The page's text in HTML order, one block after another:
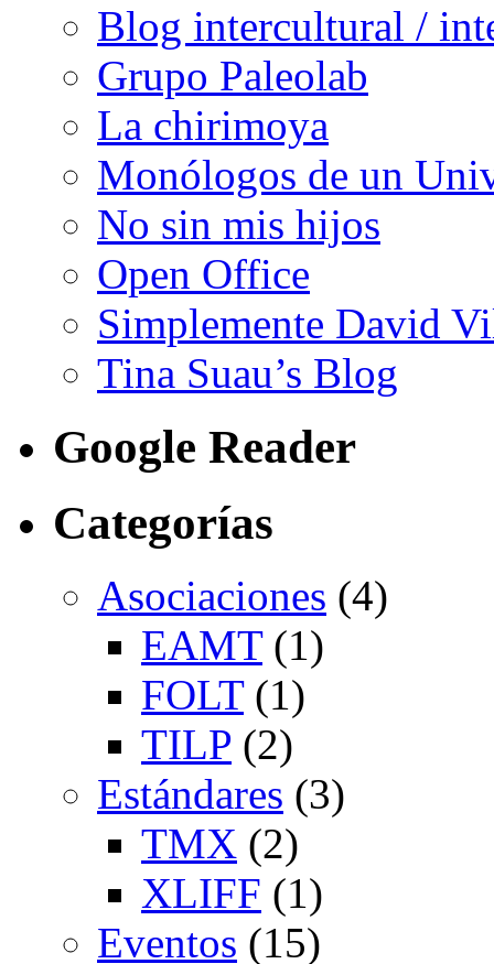
Blog intercultural /
Grupo Paleolab
La chirimoya
Monólogos de un
No sin mis hijos
Open Office
Simplemente David
Tina Suau’s Blog
Google Reader
Categorías
Asociaciones (4)
EAMT(1)
FOLT(1)
TILP (2)
Estándares (3)
TMX (2)
XLIFF (1)
Eventos (15)